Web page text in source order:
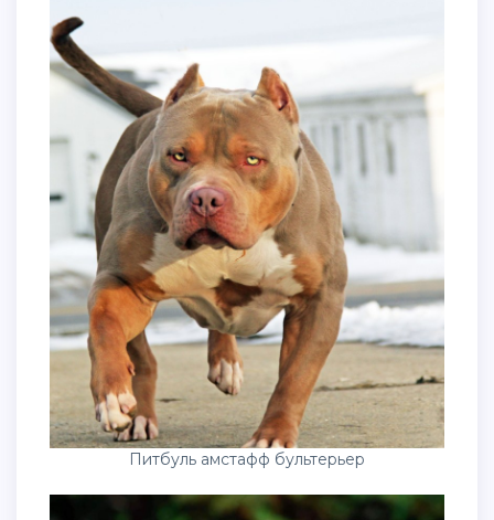
Питбуль амстафф бультерьер